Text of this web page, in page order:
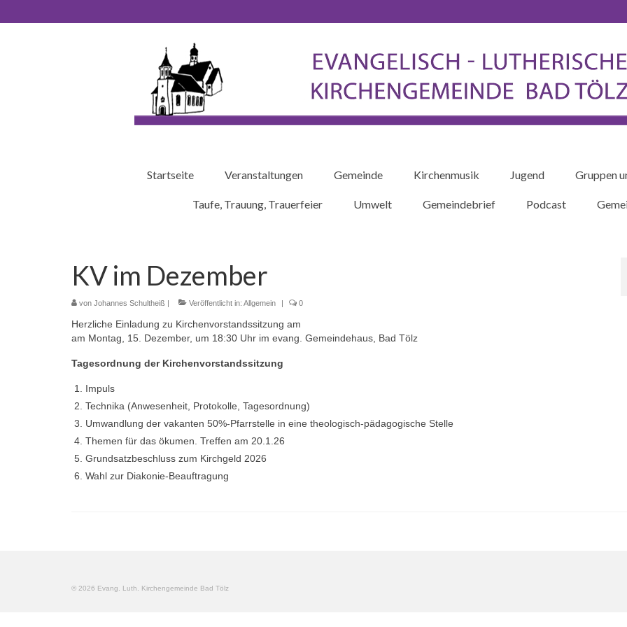
Startseite Veranstaltungen Gemeinde Kirchenmusik Jugend Gruppen
Taufe, Trauung, Trauerfeier Umwelt Gemeindebrief Podcast
KV im Dezember
von Johannes Schultheiß | Veröffentlicht in: Allgemein | 0
Herzliche Einladung zu Kirchenvorstandssitzung am
am Montag, 15. Dezember, um 18:30 Uhr im evang. Gemeindehaus, Bad Tölz
Tagesordnung der Kirchenvorstandssitzung
Impuls
Technika (Anwesenheit, Protokolle, Tagesordnung)
Umwandlung der vakanten 50%-Pfarrstelle in eine theologisch-pädagogische Stelle
Themen für das ökumen. Treffen am 20.1.26
Grundsatzbeschluss zum Kirchgeld 2026
Wahl zur Diakonie-Beauftragung
© 2026 Evang. Luth. Kirchengemeinde Bad Tölz